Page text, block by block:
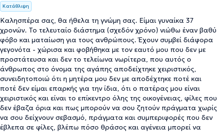
Κατάθλιψη
Καλησπέρα σας, θα ήθελα τη γνώμη σας. Είμαι γυναίκα 37
χρονών. Το τελευταίο διάστημα (σχεδόν χρόνο) νιώθω έναν βαθύ
φόβο και ματαίωση για τους ανθρώπους. Έχουν συμβεί διάφορα
γεγονότα - χώρισα και φοβήθηκα με τον εαυτό μου που δεν με
προστάτευσα και δεν το τελείωνα νωρίτερα, που αυτός ο
άνθρωπος στο όνομα της αγάπης αποδείχτηκε χειριστικός,
συνειδητοποιώ ότι η μητέρα μου δεν με αποδέχτηκε ποτέ και
ποτέ δεν είμαι επαρκής για την ίδια, ότι ο πατέρας μου είναι
χειριστικός και είναι το επίκεντρο όλης της οικογένειας, φίλες που
δεν έβαζα όρια και πως μπορούν να σου ζητούν πράγματα χωρίς
να σου δείχνουν σεβασμό, πράγματα και συμπεριφορές που δεν
έβλεπα σε φίλες, βλέπω πόσο θράσος και αγένεια μπορεί να